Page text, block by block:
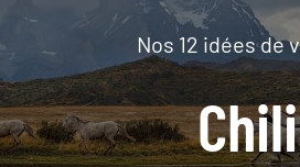
Nos 12 idées de
Chili